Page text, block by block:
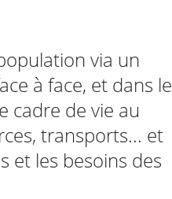
via un
à face, et dans le
cadre de vie au
transports... et
et les besoins des